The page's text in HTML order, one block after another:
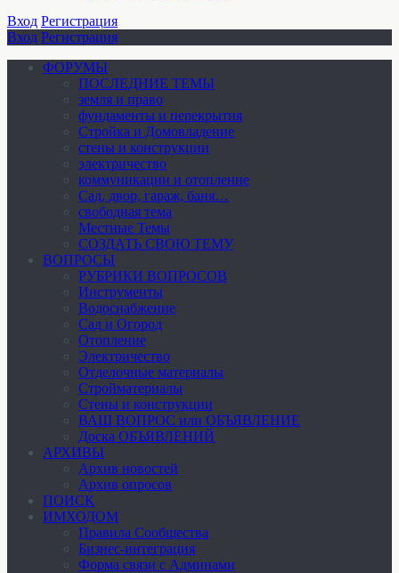
Вход Регистрация
Вход Регистрация
ФОРУМЫ
ПОСЛЕДНИЕ ТЕМЫ
земля и право
фундаменты и перекрытия
Стройка и Домовладение
стены и конструкции
электричество
коммуникации и отопление
Cад, двор, гараж, баня…
свободная тема
Местные Темы
СОЗДАТЬ СВОЮ ТЕМУ
ВОПРОСЫ
РУБРИКИ ВОПРОСОВ
Инструменты
Водоснабжение
Сад и Огород
Отопление
Электричество
Отделочные материалы
Стройматериалы
Стены и конструкции
ВАШ ВОПРОС или ОБЪЯВЛЕНИЕ
Доска ОБЪЯВЛЕНИЙ
АРХИВЫ
Архив новостей
Архив опросов
ПОИСК
ИМХОДОМ
Правила Сообщества
Бизнес-интеграция
Форма связи с Админами